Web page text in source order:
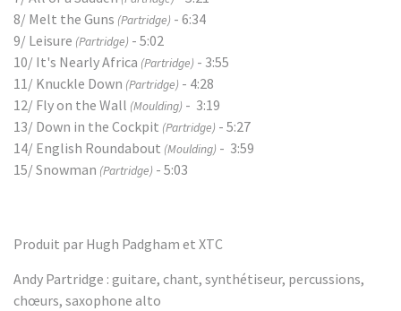
8/ Melt the Guns (Partridge) - 6:34
9/ Leisure (Partridge) - 5:02
10/ It's Nearly Africa (Partridge) - 3:55
11/ Knuckle Down (Partridge) - 4:28
12/ Fly on the Wall (Moulding) - 3:19
13/ Down in the Cockpit (Partridge) - 5:27
14/ English Roundabout (Moulding) - 3:59
15/ Snowman (Partridge) - 5:03
Produit par Hugh Padgham et XTC
Andy Partridge : guitare, chant, synthétiseur, percussions,
chœurs, saxophone alto